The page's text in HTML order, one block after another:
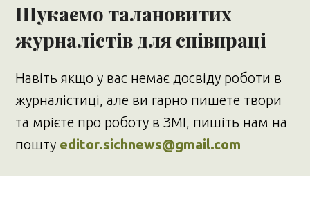
Шукаємо талановитих
журналістів для співпраці
Навіть якщо у вас немає досвіду роботи в
журналістиці, але ви гарно пишете твори
та мрієте про роботу в ЗМІ, пишіть нам на
пошту editor.sichnews@gmail.com